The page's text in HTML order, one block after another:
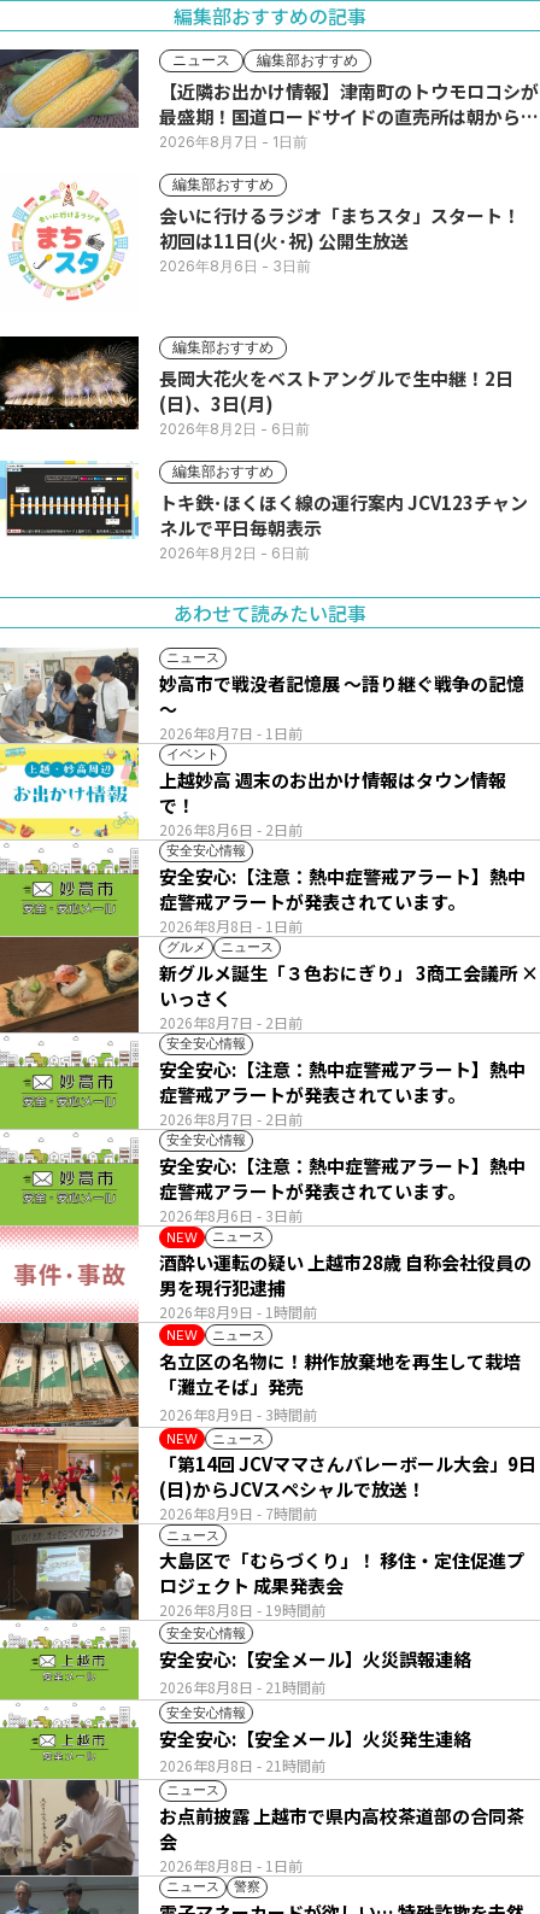
編集部おすすめの記事
ニュース 編集部おすすめ
【近隣お出かけ情報】津南町のトウモロコシが
最盛期！国道ロードサイドの直売所は朝から長
い列
2026年8月7日 - 1日前
編集部おすすめ
会いに行けるラジオ「まちスタ」スタート！
初回は11日(火･祝) 公開生放送
2026年8月6日 - 3日前
編集部おすすめ
長岡大花火をベストアングルで生中継！2日
(日)、3日(月)
2026年8月2日 - 6日前
編集部おすすめ
トキ鉄･ほくほく線の運行案内 JCV123チャン
ネルで平日毎朝表示
2026年8月2日 - 6日前
あわせて読みたい記事
ニュース
2026年8月7日 - 1日前
妙高市で戦没者記憶展 ～語り継ぐ戦争の記憶
～
イベント
2026年8月6日 - 2日前
上越妙高 週末のお出かけ情報はタウン情報
で！
安全安心情報
2026年8月8日 - 1日前
安全安心:【注意：熱中症警戒アラート】熱中
症警戒アラートが発表されています。
グルメ ニュース
2026年8月7日 - 2日前
新グルメ誕生「３色おにぎり」 3商工会議所 ×
いっさく
安全安心情報
2026年8月7日 - 2日前
安全安心:【注意：熱中症警戒アラート】熱中
症警戒アラートが発表されています。
安全安心情報
2026年8月6日 - 3日前
安全安心:【注意：熱中症警戒アラート】熱中
症警戒アラートが発表されています。
NEW ニュース
2026年8月9日 - 1時間前
酒酔い運転の疑い 上越市28歳 自称会社役員の
男を現行犯逮捕
NEW ニュース
2026年8月9日 - 3時間前
名立区の名物に！耕作放棄地を再生して栽培
「灘立そば」発売
NEW ニュース
2026年8月9日 - 7時間前
「第14回 JCVママさんバレーボール大会」9日
(日)からJCVスペシャルで放送！
ニュース
2026年8月8日 - 19時間前
大島区で「むらづくり」！ 移住・定住促進プ
ロジェクト 成果発表会
安全安心情報
2026年8月8日 - 21時間前
安全安心:【安全メール】火災誤報連絡
安全安心情報
2026年8月8日 - 21時間前
安全安心:【安全メール】火災発生連絡
ニュース
2026年8月8日 - 1日前
お点前披露 上越市で県内高校茶道部の合同茶
会
ニュース 警察